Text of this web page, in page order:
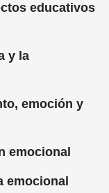
educativos
y la
emoción y
emocional
emocional